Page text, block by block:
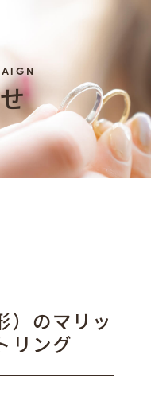
）のマリッ
リング